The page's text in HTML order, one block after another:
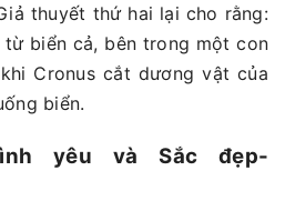
thuyết thứ hai lại cho rằng:
từ biển cả, bên trong một con
Cronus cắt dương vật của
biển.
yêu và Sắc đẹp-